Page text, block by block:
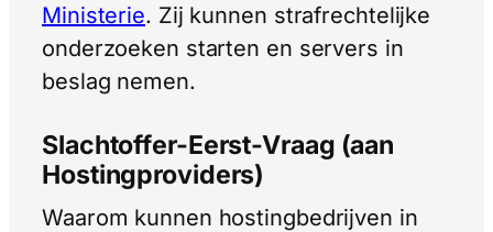
Ministerie. Zij kunnen strafrechtelijke
onderzoeken starten en servers in
beslag nemen.
Slachtoffer-Eerst-Vraag (aan
Hostingproviders)
Waarom kunnen hostingbedrijven in